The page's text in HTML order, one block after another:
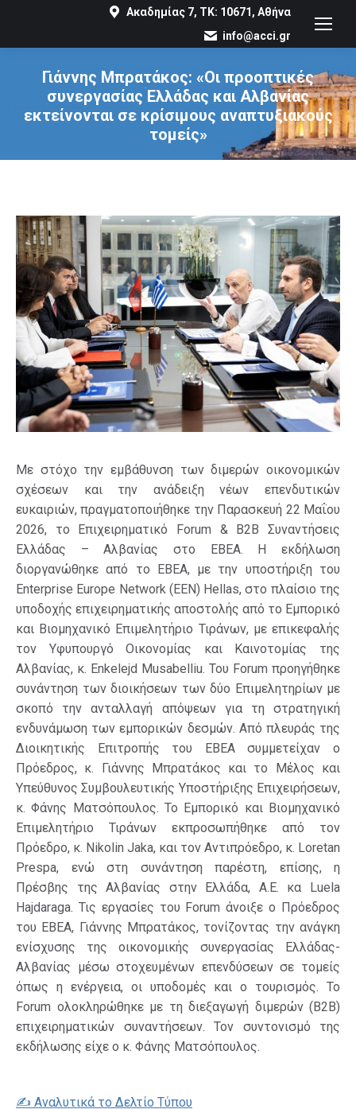
Ακαδημίας 7, ΤΚ: 10671, Αθήνα
info@acci.gr
Γιάννης Μπρατάκος: «Οι προοπτικές
συνεργασίας Ελλάδας και Αλβανίας
εκτείνονται σε κρίσιμους αναπτυξιακούς
τομείς»
You are here:
Με στόχο την εμβάθυνση των διμερών οικονομικών
σχέσεων και την ανάδειξη νέων επενδυτικών
ευκαιριών, πραγματοποιήθηκε την Παρασκευή 22 Μαΐου
2026, το Επιχειρηματικό Forum & B2B Συναντήσεις
Ελλάδας – Αλβανίας στο ΕΒΕΑ. Η εκδήλωση
διοργανώθηκε από το ΕΒΕΑ, με την υποστήριξη του
Enterprise Europe Network (EEN) Hellas, στο πλαίσιο της
υποδοχής επιχειρηματικής αποστολής από το Εμπορικό
και Βιομηχανικό Επιμελητήριο Τιράνων, με επικεφαλής
τον Υφυπουργό Οικονομίας και Καινοτομίας της
Αλβανίας, κ. Enkelejd Musabelliu. Του Forum προηγήθηκε
συνάντηση των διοικήσεων των δύο Επιμελητηρίων με
σκοπό την ανταλλαγή απόψεων για τη στρατηγική
ενδυνάμωση των εμπορικών δεσμών. Από πλευράς της
Διοικητικής Επιτροπής του ΕΒΕΑ συμμετείχαν ο
Πρόεδρος, κ. Γιάννης Μπρατάκος και το Μέλος και
Υπεύθυνος Συμβουλευτικής Υποστήριξης Επιχειρήσεων,
κ. Φάνης Ματσόπουλος. Το Εμπορικό και Βιομηχανικό
Επιμελητήριο Τιράνων εκπροσωπήθηκε από τον
Πρόεδρο, κ. Nikolin Jaka, και τον Αντιπρόεδρο, κ. Loretan
Prespa, ενώ στη συνάντηση παρέστη, επίσης, η
Πρέσβης της Αλβανίας στην Ελλάδα, Α.Ε. κα Luela
Hajdaraga. Τις εργασίες του Forum άνοιξε ο Πρόεδρος
του ΕΒΕΑ, Γιάννης Μπρατάκος, τονίζοντας την ανάγκη
ενίσχυσης της οικονομικής συνεργασίας Ελλάδας-
Αλβανίας μέσω στοχευμένων επενδύσεων σε τομείς
όπως η ενέργεια, οι υποδομές και ο τουρισμός. Το
Forum ολοκληρώθηκε με τη διεξαγωγή διμερών (B2B)
επιχειρηματικών συναντήσεων. Τον συντονισμό της
εκδήλωσης είχε ο κ. Φάνης Ματσόπουλος.
✍️ Αναλυτικά το Δελτίο Τύπου